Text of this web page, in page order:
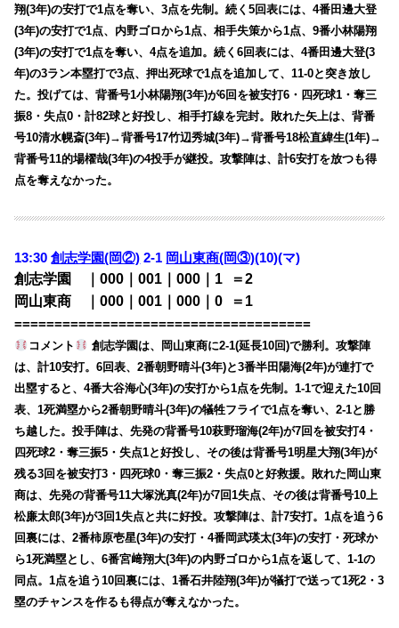
翔(3年)の安打で1点を奪い、3点を先制。続く5回表には、4番田邊大登
(3年)の安打で1点、内野ゴロから1点、相手失策から1点、9番小林陽翔
(3年)の安打で1点を奪い、4点を追加。続く6回表には、4番田邊大登(3
年)の3ラン本塁打で3点、押出死球で1点を追加して、11-0と突き放し
た。投げては、背番号1小林陽翔(3年)が6回を被安打6・四死球1・奪三
振8・失点0・計82球と好投し、相手打線を完封。敗れた矢上は、背番
号10清水幌斎(3年)→背番号17竹辺秀城(3年)→背番号18松直緯生(1年)→
背番号11的場櫂哉(3年)の4投手が継投。攻撃陣は、計6安打を放つも得
点を奪えなかった。
13:30創志学園(岡②) 2-1 岡山東商(岡③)(10)(マ)
創志学園 ｜000｜001｜000｜1
＝2
岡山東商 ｜000｜001｜000｜0
＝1
=====================================
コメント
創志学園は、岡山東商に2-1(延長10回)で勝利。攻撃陣
は、計10安打。6回表、2番朝野晴斗(3年)と3番半田陽海(2年)が連打で
出塁すると、4番大谷海心(3年)の安打から1点を先制。1-1で迎えた10回
表、1死満塁から2番朝野晴斗(3年)の犠牲フライで1点を奪い、2-1と勝
ち越した。投手陣は、先発の背番号10萩野瑠海(2年)が7回を被安打4・
四死球2・奪三振5・失点1と好投し、その後は背番号1明星大翔(3年)が
残る3回を被安打3・四死球0・奪三振2・失点0と好救援。敗れた岡山東
商は、先発の背番号11大塚洸真(2年)が7回1失点、その後は背番号10上
松廉太郎(3年)が3回1失点と共に好投。攻撃陣は、計7安打。1点を追う6
回裏には、2番柿原壱星(3年)の安打・4番岡武瑛太(3年)の安打・死球か
ら1死満塁とし、6番宮﨑翔大(3年)の内野ゴロから1点を返して、1-1の
同点。1点を追う10回裏には、1番石井陸翔(3年)が犠打で送って1死2・3
塁のチャンスを作るも得点が奪えなかった。